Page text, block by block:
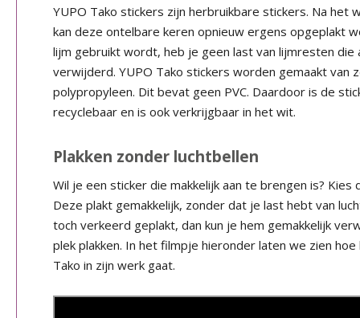
YUPO Tako stickers zijn herbruikbare stickers. Na het
kan deze ontelbare keren opnieuw ergens opgeplakt
lijm gebruikt wordt, heb je geen last van lijmresten die
verwijderd. YUPO Tako stickers worden gemaakt van
polypropyleen. Dit bevat geen PVC. Daardoor is de
recyclebaar en is ook verkrijgbaar in het wit.
Plakken zonder luchtbellen
Wil je een sticker die makkelijk aan te brengen is? Kies
Deze plakt gemakkelijk, zonder dat je last hebt van
toch verkeerd geplakt, dan kun je hem gemakkelijk
plek plakken. In het filmpje hieronder laten we zien hoe
Tako in zijn werk gaat.